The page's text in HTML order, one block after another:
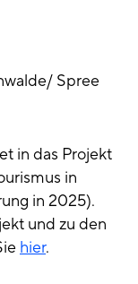
Spree
in das Projekt
in
in 2025).
und zu den
hier.